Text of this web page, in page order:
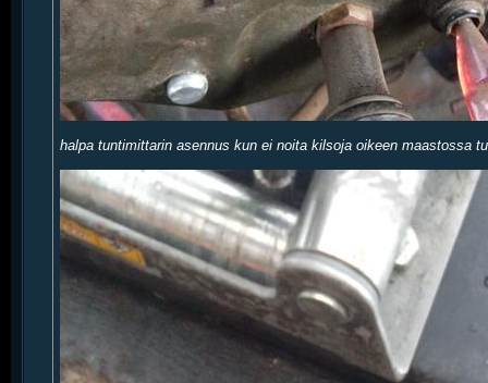
halpa tuntimittarin asennus kun ei noita kilsoja oikeen maastossa